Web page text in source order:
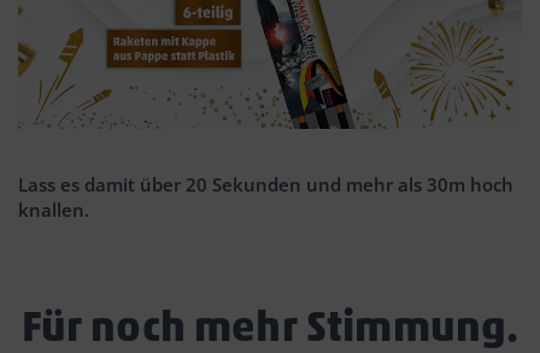
Lass es damit über 20 Sekunden und mehr als 30m hoch
knallen.
Für noch mehr Stimmung.